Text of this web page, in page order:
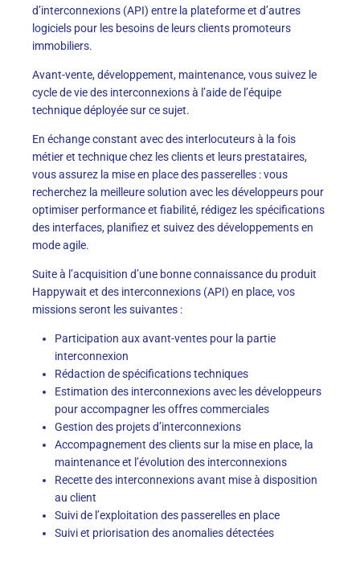
d’interconnexions (API) entre la plateforme et d’autres
logiciels pour les besoins de leurs clients promoteurs
immobiliers.
Avant-vente, développement, maintenance, vous suivez le
cycle de vie des interconnexions à l’aide de l’équipe
technique déployée sur ce sujet.
En échange constant avec des interlocuteurs à la fois
métier et technique chez les clients et leurs prestataires,
vous assurez la mise en place des passerelles : vous
recherchez la meilleure solution avec les développeurs pour
optimiser performance et fiabilité, rédigez les spécifications
des interfaces, planifiez et suivez des développements en
mode agile.
Suite à l’acquisition d’une bonne connaissance du produit
Happywait et des interconnexions (API) en place, vos
missions seront les suivantes :
Participation aux avant-ventes pour la partie
interconnexion
Rédaction de spécifications techniques
Estimation des interconnexions avec les développeurs
pour accompagner les offres commerciales
Gestion des projets d’interconnexions
Accompagnement des clients sur la mise en place, la
maintenance et l’évolution des interconnexions
Recette des interconnexions avant mise à disposition
au client
Suivi de l’exploitation des passerelles en place
Suivi et priorisation des anomalies détectées